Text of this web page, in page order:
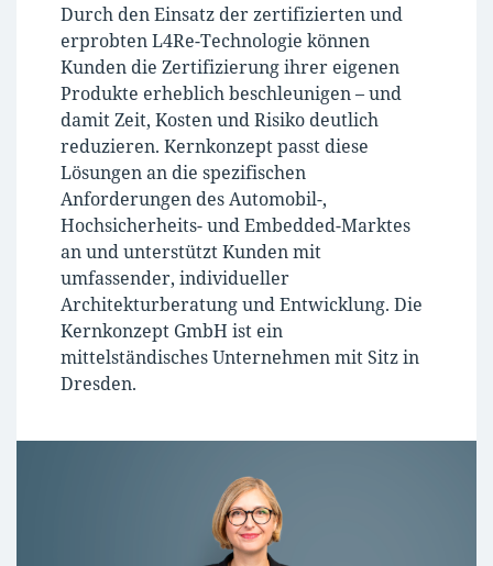
Durch den Einsatz der zertifizierten und
erprobten L4Re-Technologie können
Kunden die Zertifizierung ihrer eigenen
Produkte erheblich beschleunigen – und
damit Zeit, Kosten und Risiko deutlich
reduzieren. Kernkonzept passt diese
Lösungen an die spezifischen
Anforderungen des Automobil-,
Hochsicherheits- und Embedded-Marktes
an und unterstützt Kunden mit
umfassender, individueller
Architekturberatung und Entwicklung. Die
Kernkonzept GmbH ist ein
mittelständisches Unternehmen mit Sitz in
Dresden.